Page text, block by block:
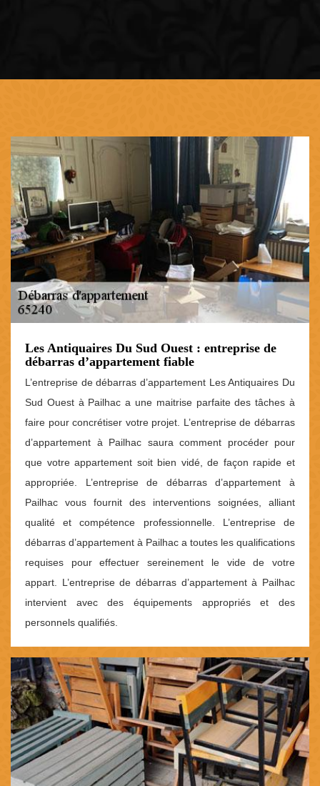
Les Antiquaires Du Sud Ouest : entreprise de
débarras d’appartement fiable
L’entreprise de débarras d’appartement Les Antiquaires Du
Sud Ouest à Pailhac a une maitrise parfaite des tâches à
faire pour concrétiser votre projet. L’entreprise de débarras
d’appartement à Pailhac saura comment procéder pour
que votre appartement soit bien vidé, de façon rapide et
appropriée. L’entreprise de débarras d’appartement à
Pailhac vous fournit des interventions soignées, alliant
qualité et compétence professionnelle. L’entreprise de
débarras d’appartement à Pailhac a toutes les qualifications
requises pour effectuer sereinement le vide de votre
appart. L’entreprise de débarras d’appartement à Pailhac
intervient avec des équipements appropriés et des
personnels qualifiés.